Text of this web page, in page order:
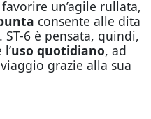
un’agile rullata,
consente alle dita
6 è pensata, quindi,
l’uso quotidiano, ad
grazie alla sua